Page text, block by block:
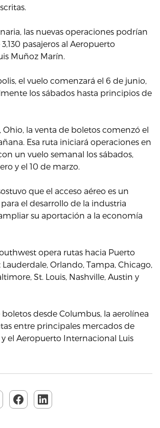
las nuevas operaciones podrían
pasajeros al Aeropuerto
Muñoz Marín.
el vuelo comenzará el 6 de junio,
los sábados hasta principios de
Ohio, la venta de boletos comenzó el
Esa ruta iniciará operaciones en
un vuelo semanal los sábados,
y el 10 de marzo.
que el acceso aéreo es un
el desarrollo de la industria
su aportación a la economía
opera rutas hacia Puerto
Orlando, Tampa, Chicago,
St. Louis, Nashville, Austin y
desde Columbus, la aerolínea
entre principales mercados de
el Aeropuerto Internacional Luis